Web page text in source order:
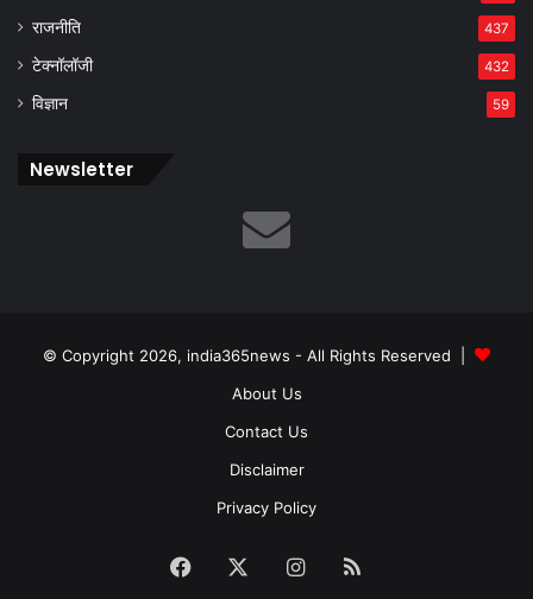
राजनीति 437
टेक्नॉलॉजी 432
विज्ञान 59
Newsletter
© Copyright 2026, india365news - All Rights Reserved |
About Us
Contact Us
Disclaimer
Privacy Policy
Facebook Instagram
RSS